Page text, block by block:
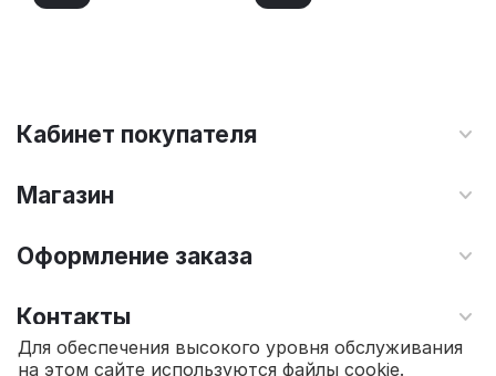
Кабинет покупателя
Магазин
Оформление заказа
Контакты
Для обеспечения высокого уровня обслуживания
на этом сайте используются файлы cookie.